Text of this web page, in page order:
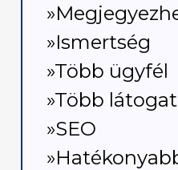
»Ismertség
»Több ügyfél
»Több
»SEO